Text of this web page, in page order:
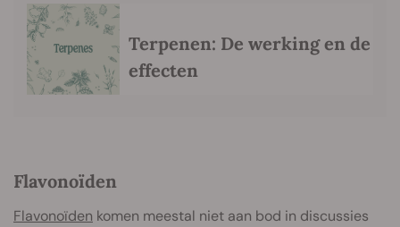
Terpenen: De werking en de
effecten
Flavonoïden
Flavonoïden komen meestal niet aan bod in discussies